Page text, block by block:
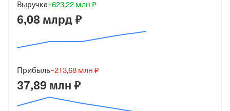
Герасимов Александр Владимирович
Дата регистрации
9 октября 1996
Выручка+623,22 млн ₽
6,08 млрд ₽
Прибыль−213,68 млн ₽
37,89 млн ₽